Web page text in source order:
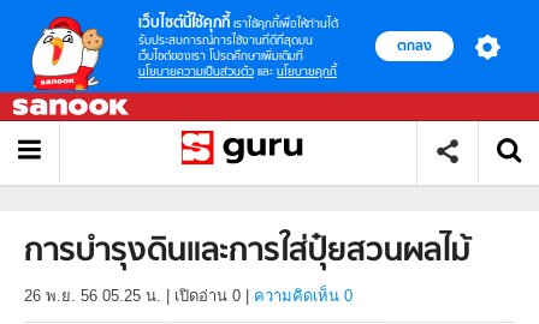
เว็บไซต์นี้ใช้คุกกี้ เราใช้คุกกี้เพื่อให้ท่านได้
รับประสบการณ์การใช้งานที่ดีที่สุดบน
เว็บไซต์ของเรา โปรดศึกษาเพิ่มเติมที่
นโยบายความเป็นส่วนตัว และ นโยบายคุกกี้
ตกลง
การบำรุงดินและการใส่ปุ๋ยสวนผลไม้
26 พ.ย. 56 05.25 น. เปิดอ่าน 0 ความคิดเห็น 0